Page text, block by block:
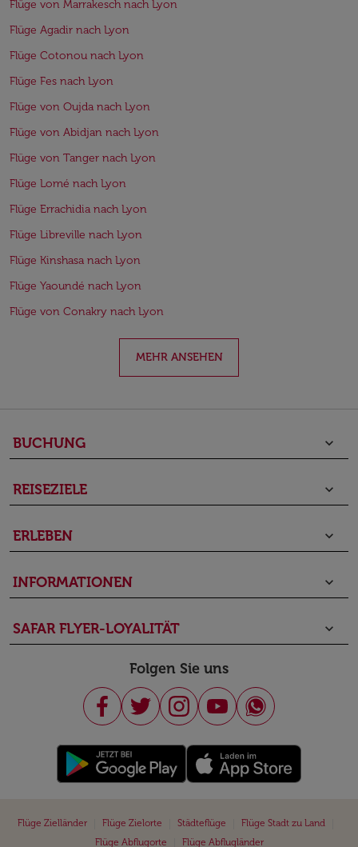
Flüge von Marrakesch nach Lyon
Flüge Agadir nach Lyon
Flüge Cotonou nach Lyon
Flüge Fes nach Lyon
Flüge von Oujda nach Lyon
Flüge von Abidjan nach Lyon
Flüge von Tanger nach Lyon
Flüge Lomé nach Lyon
Flüge Errachidia nach Lyon
Flüge Libreville nach Lyon
Flüge Kinshasa nach Lyon
Flüge Yaoundé nach Lyon
Flüge von Conakry nach Lyon
MEHR ANSEHEN
BUCHUNG keyboard_arrow_down
REISEZIELE keyboard_arrow_down
ERLEBEN keyboard_arrow_down
INFORMATIONEN keyboard_arrow_down
SAFAR FLYER-LOYALITÄT keyboard_arrow_down
Folgen Sie uns
Flüge Zielländer Flüge Zielorte Städteflüge Flüge Stadt zu Land
Flüge Abflugorte
Flüge Abflugländer